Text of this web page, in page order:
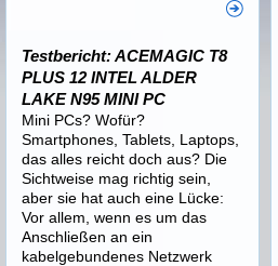
Testbericht: ACEMAGIC T8
PLUS 12 INTEL ALDER
LAKE N95 MINI PC
Mini PCs? Wofür?
Smartphones, Tablets, Laptops,
das alles reicht doch aus? Die
Sichtweise mag richtig sein,
aber sie hat auch eine Lücke:
Vor allem, wenn es um das
Anschließen an ein
kabelgebundenes Netzwerk